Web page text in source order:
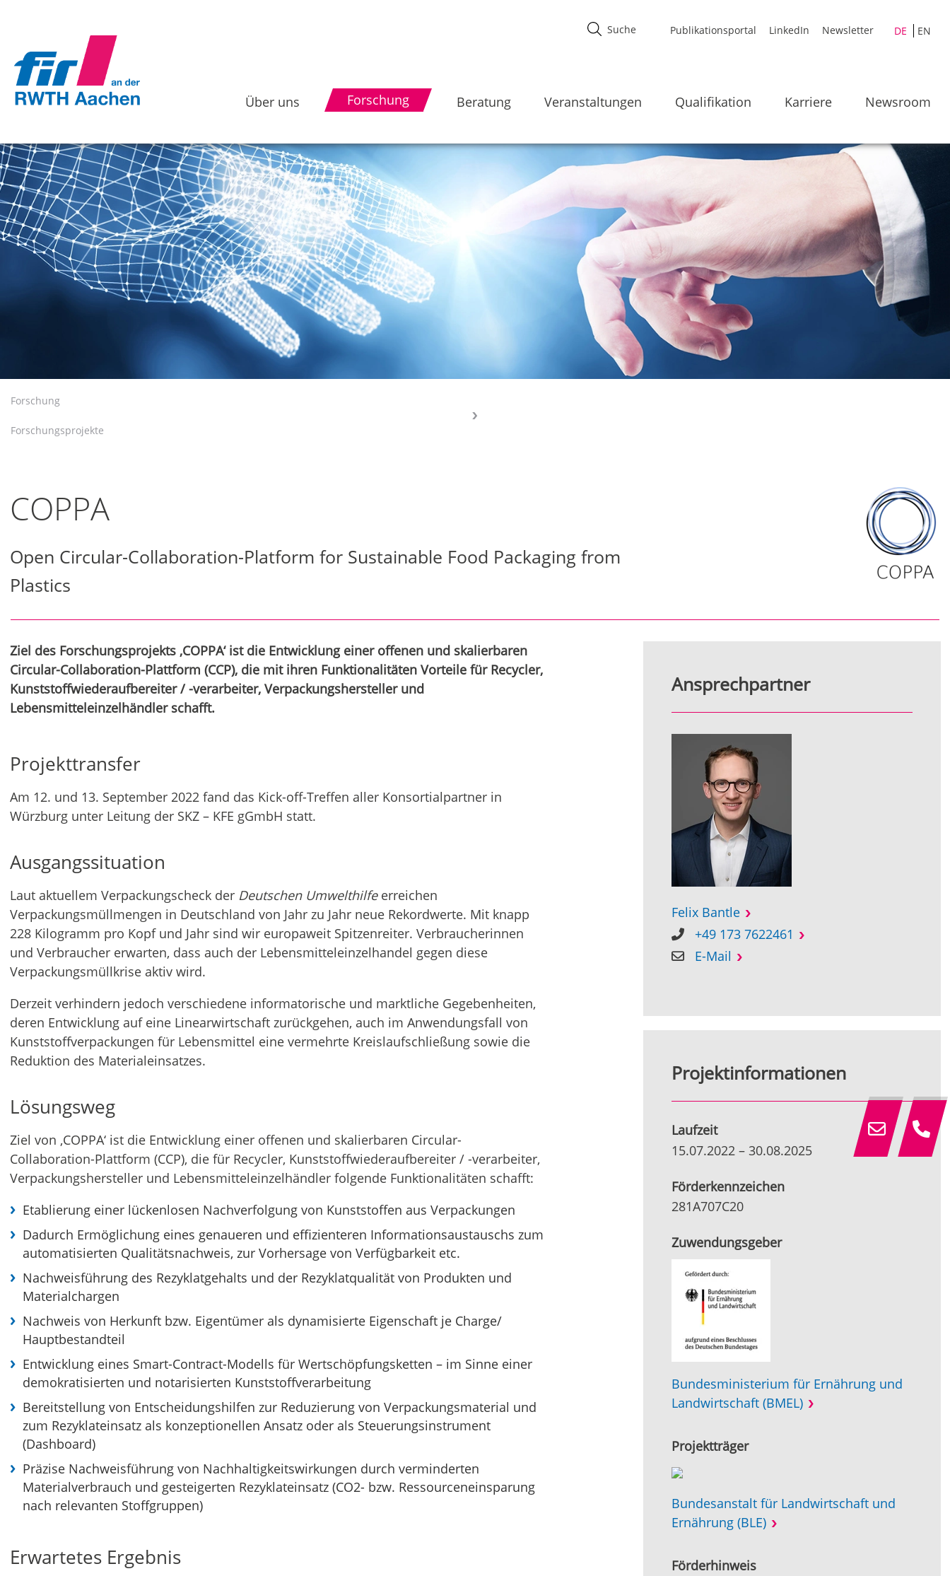
Publikationsportal LinkedIn Newsletter DE EN
Über uns Forschung Beratung Veranstaltungen Qualifikation Karriere Newsroom
Forschung
Forschungsprojekte
COPPA
Open Circular-Collaboration-Platform for Sustainable Food Packaging from
Plastics
Ziel des Forschungsprojekts ‚COPPA‘ ist die Entwicklung einer offenen und skalierbaren
Circular-Collaboration-Plattform (CCP), die mit ihren Funktionalitäten Vorteile für Recycler,
Kunststoffwiederaufbereiter / -verarbeiter, Verpackungshersteller und
Lebensmitteleinzelhändler schafft.
Projekttransfer
Am 12. und 13. September 2022 fand das Kick-off-Treffen aller Konsortialpartner in
Würzburg unter Leitung der SKZ – KFE gGmbH statt.
Ausgangssituation
Laut aktuellem Verpackungscheck der Deutschen Umwelthilfeerreichen
Verpackungsmüllmengen in Deutschland von Jahr zu Jahr neue Rekordwerte. Mit knapp
228 Kilogramm pro Kopf und Jahr sind wir europaweit Spitzenreiter. Verbraucherinnen
und Verbraucher erwarten, dass auch der Lebensmitteleinzelhandel gegen diese
Verpackungsmüllkrise aktiv wird.
Derzeit verhindern jedoch verschiedene informatorische und marktliche Gegebenheiten,
deren Entwicklung auf eine Linearwirtschaft zurückgehen, auch im Anwendungsfall von
Kunststoffverpackungen für Lebensmittel eine vermehrte Kreislaufschließung sowie die
Reduktion des Materialeinsatzes.
Lösungsweg
Ziel von ‚COPPA‘ ist die Entwicklung einer offenen und skalierbaren Circular-
Collaboration-Plattform (CCP), die für Recycler, Kunststoffwiederaufbereiter / -verarbeiter,
Verpackungshersteller und Lebensmitteleinzelhändler folgende Funktionalitäten schafft:
Etablierung einer lückenlosen Nachverfolgung von Kunststoffen aus Verpackungen
Dadurch Ermöglichung eines genaueren und effizienteren Informationsaustauschs zum
automatisierten Qualitätsnachweis, zur Vorhersage von Verfügbarkeit etc.
Nachweisführung des Rezyklatgehalts und der Rezyklatqualität von Produkten und
Materialchargen
Nachweis von Herkunft bzw. Eigentümer als dynamisierte Eigenschaft je Charge/
Hauptbestandteil
Entwicklung eines Smart-Contract-Modells für Wertschöpfungsketten – im Sinne einer
demokratisierten und notarisierten Kunststoffverarbeitung
Bereitstellung von Entscheidungshilfen zur Reduzierung von Verpackungsmaterial und
zum Rezyklateinsatz als konzeptionellen Ansatz oder als Steuerungsinstrument
(Dashboard)
Präzise Nachweisführung von Nachhaltigkeitswirkungen durch verminderten
Materialverbrauch und gesteigerten Rezyklateinsatz (CO2- bzw. Ressourceneinsparung
nach relevanten Stoffgruppen)
Erwartetes Ergebnis
Ansprechpartner
Felix Bantle
+49 173 7622461
E-Mail
Projektinformationen
Laufzeit
15.07.2022 – 30.08.2025
Förderkennzeichen
281A707C20
Zuwendungsgeber
Bundesministerium für Ernährung und
Landwirtschaft (BMEL)
Projektträger
Bundesanstalt für Landwirtschaft und
Ernährung (BLE)
Förderhinweis